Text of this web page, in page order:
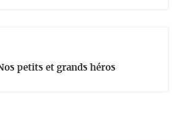
petits et grands héros